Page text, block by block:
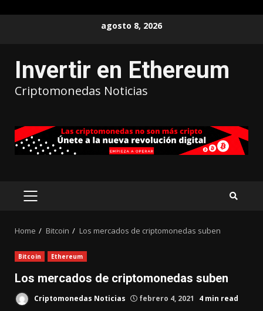
agosto 8, 2026
Invertir en Ethereum
Criptomonedas Noticias
Home Bitcoin Los mercados de criptomonedas suben
Bitcoin Ethereum
Los mercados de criptomonedas suben
Criptomonedas Noticias febrero 4, 2021 4 min read